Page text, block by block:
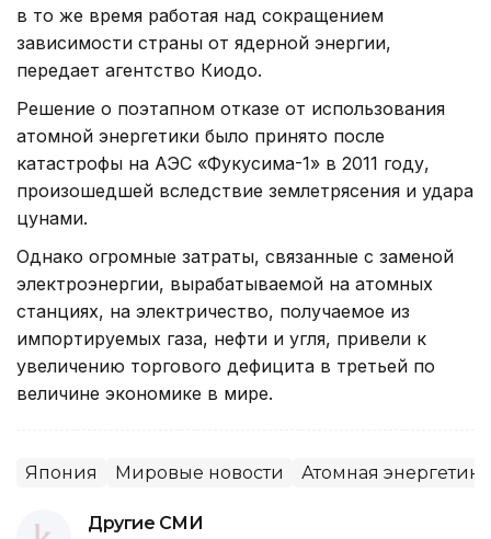
в то же время работая над сокращением
зависимости страны от ядерной энергии,
передает агентство Киодо.
Решение о поэтапном отказе от использования
атомной энергетики было принято после
катастрофы на АЭС «Фукусима-1» в 2011 году,
произошедшей вследствие землетрясения и удара
цунами.
Однако огромные затраты, связанные с заменой
электроэнергии, вырабатываемой на атомных
станциях, на электричество, получаемое из
импортируемых газа, нефти и угля, привели к
увеличению торгового дефицита в третьей по
величине экономике в мире.
Япония Мировые новости Атомная энергетика
Другие СМИ